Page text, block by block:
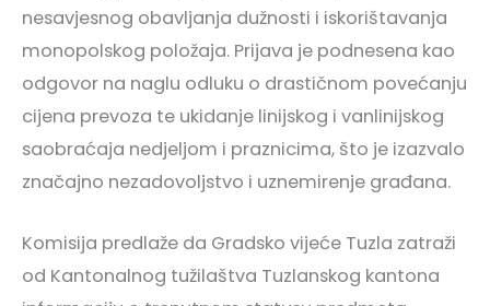
nesavjesnog obavljanja dužnosti i iskorištavanja
monopolskog položaja. Prijava je podnesena kao
odgovor na naglu odluku o drastičnom povećanju
cijena prevoza te ukidanje linijskog i vanlinijskog
saobraćaja nedjeljom i praznicima, što je izazvalo
značajno nezadovoljstvo i uznemirenje građana.
Komisija predlaže da Gradsko vijeće Tuzla zatraži
od Kantonalnog tužilaštva Tuzlanskog kantona